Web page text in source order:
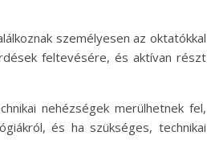
személyesen az oktatókkal
feltevésére, és aktívan részt
nehézségek merülhetnek fel,
és ha szükséges, technikai